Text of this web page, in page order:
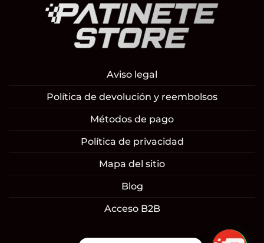
Aviso legal
Política de devolución y reembolsos
Métodos de pago
Política de privacidad
Mapa del sitio
Blog
Acceso B2B